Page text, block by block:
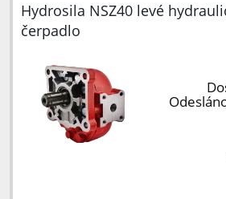
Hydrosila NSZ40 levé
čerpadlo